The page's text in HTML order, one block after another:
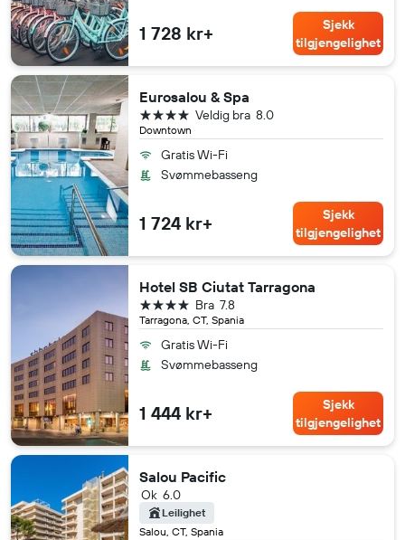
1 728 kr+
Sjekk
tilgjengelighet
Eurosalou & Spa
Downtown
8.0
Veldig bra
4 stjerner
Gratis Wi-Fi
Svømmebasseng
1 724 kr+
Sjekk
tilgjengelighet
Hotel SB Ciutat Tarragona
Tarragona, CT, Spania
7.8
Bra
4 stjerner
Gratis Wi-Fi
Svømmebasseng
1 444 kr+
Sjekk
tilgjengelighet
Salou Pacific
Salou, CT, Spania
6.0
Ok
Leilighet